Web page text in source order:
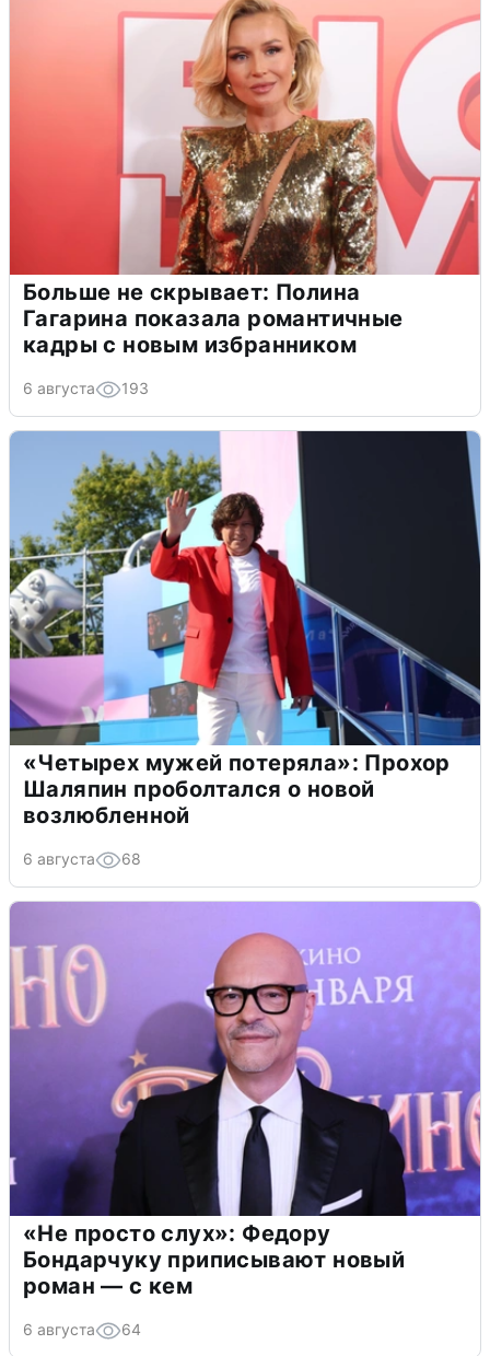
Больше не скрывает: Полина
Гагарина показала романтичные
кадры с новым избранником
6 августа 193
«Четырех мужей потеряла»: Прохор
Шаляпин проболтался о новой
возлюбленной
6 августа 68
«Не просто слух»: Федору
Бондарчуку приписывают новый
роман — с кем
6 августа 64